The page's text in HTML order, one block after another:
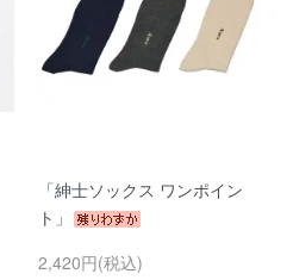
「紳士ソックス ワンポイン
ト」
2,420円(税込)